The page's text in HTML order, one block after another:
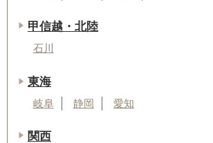
甲信越・北陸
石川
東海
岐阜 静岡 愛知
関西